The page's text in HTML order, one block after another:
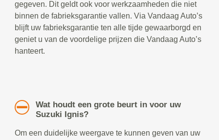
gegeven. Dit geldt ook voor werkzaamheden die niet
binnen de fabrieksgarantie vallen. Via Vandaag Auto’s
blijft uw fabrieksgarantie ten alle tijde gewaarborgd en
geniet u van de voordelige prijzen die Vandaag Auto’s
hanteert.
Wat houdt een grote beurt in voor uw
Suzuki Ignis?
Om een duidelijke weergave te kunnen geven van uw